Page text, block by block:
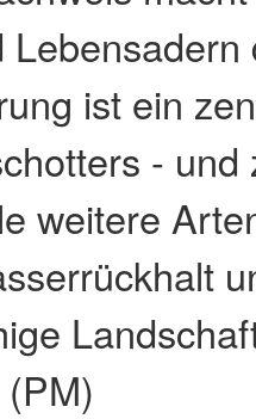
ist ein
- und
weitere